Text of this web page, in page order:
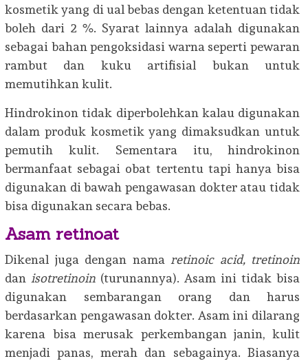
kosmetik yang di ual bebas dengan ketentuan tidak
boleh dari 2 %. Syarat lainnya adalah digunakan
sebagai bahan pengoksidasi warna seperti pewaran
rambut dan kuku artifisial bukan untuk
memutihkan kulit.
Hindrokinon tidak diperbolehkan kalau digunakan
dalam produk kosmetik yang dimaksudkan untuk
pemutih kulit. Sementara itu, hindrokinon
bermanfaat sebagai obat tertentu tapi hanya bisa
digunakan di bawah pengawasan dokter atau tidak
bisa digunakan secara bebas.
Asam retinoat
Dikenal juga dengan nama retinoic acid, tretinoin
dan isotretinoin (turunannya). Asam ini tidak bisa
digunakan sembarangan orang dan harus
berdasarkan pengawasan dokter. Asam ini dilarang
karena bisa merusak perkembangan janin, kulit
menjadi panas, merah dan sebagainya. Biasanya